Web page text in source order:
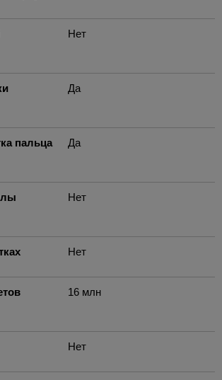
Нет
Да
пальца
Да
Нет
Нет
16 млн
Нет